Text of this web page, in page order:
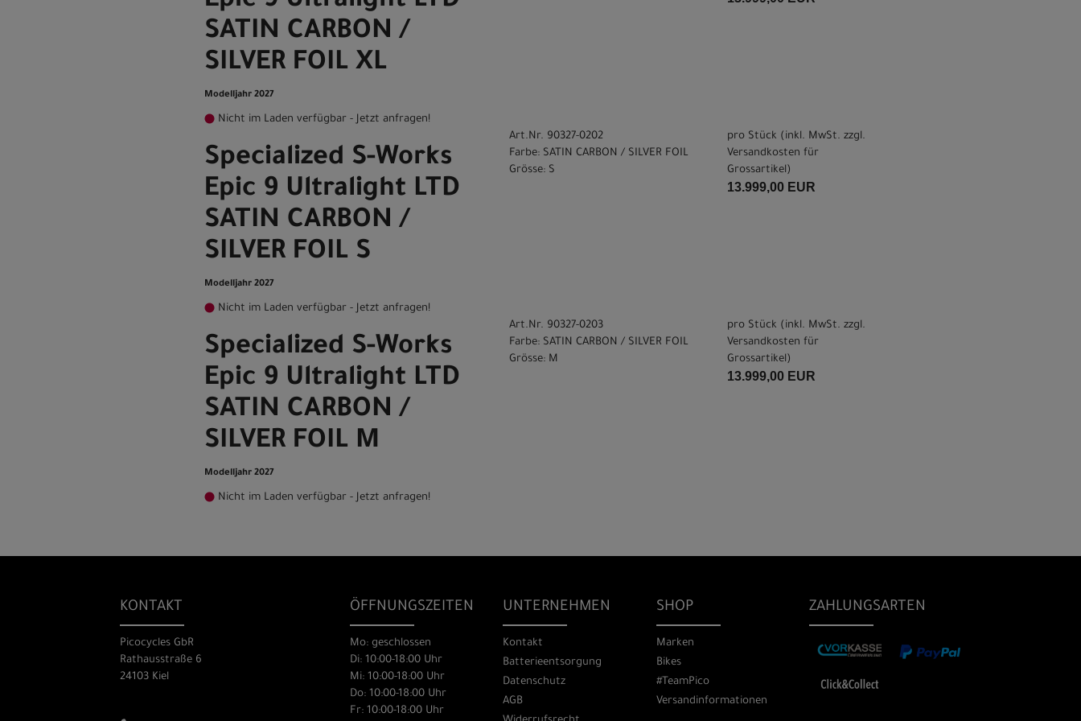
SATIN CARBON /
SILVER FOIL XL
Modelljahr 2027
Nicht im Laden verfügbar - Jetzt anfragen!
Specialized S-Works
Epic 9 Ultralight LTD
SATIN CARBON /
SILVER FOIL S
Modelljahr 2027
Nicht im Laden verfügbar - Jetzt anfragen!
Art.Nr. 90327-0202
Farbe: SATIN CARBON / SILVER FOIL
Grösse: S
pro Stück (inkl. MwSt. zzgl.
Versandkosten für
Grossartikel )
13.999,00 EUR
Specialized S-Works
Epic 9 Ultralight LTD
SATIN CARBON /
SILVER FOIL M
Modelljahr 2027
Nicht im Laden verfügbar - Jetzt anfragen!
Art.Nr. 90327-0203
Farbe: SATIN CARBON / SILVER FOIL
Grösse: M
pro Stück (inkl. MwSt. zzgl.
Versandkosten für
Grossartikel )
13.999,00 EUR
KONTAKT
Picocycles GbR
Rathausstraße 6
24103 Kiel
ÖFFNUNGSZEITEN
Mo: geschlossen
Di: 10:00-18:00 Uhr
Mi: 10:00-18:00 Uhr
Do: 10:00-18:00 Uhr
Fr: 10:00-18:00 Uhr
UNTERNEHMEN
Kontakt
Batterieentsorgung
Datenschutz
AGB
SHOP
Marken
Bikes
#TeamPico
Versandinformationen
ZAHLUNGSARTEN